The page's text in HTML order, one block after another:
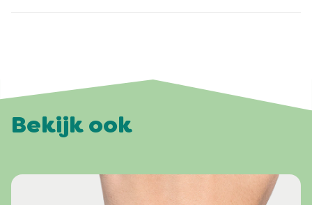
Bekijk ook